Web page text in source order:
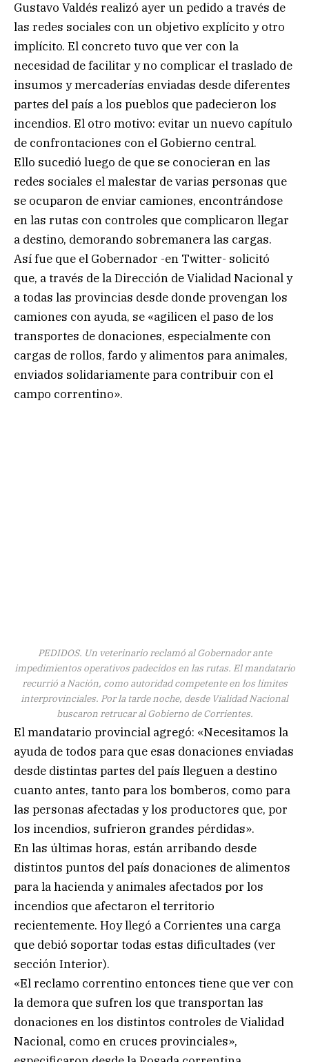
Gustavo Valdés realizó ayer un pedido a través de
las redes sociales con un objetivo explícito y otro
implícito. El concreto tuvo que ver con la
necesidad de facilitar y no complicar el traslado de
insumos y mercaderías enviadas desde diferentes
partes del país a los pueblos que padecieron los
incendios. El otro motivo: evitar un nuevo capítulo
de confrontaciones con el Gobierno central.
Ello sucedió luego de que se conocieran en las
redes sociales el malestar de varias personas que
se ocuparon de enviar camiones, encontrándose
en las rutas con controles que complicaron llegar
a destino, demorando sobremanera las cargas.
Así fue que el Gobernador -en Twitter- solicitó
que, a través de la Dirección de Vialidad Nacional y
a todas las provincias desde donde provengan los
camiones con ayuda, se «agilicen el paso de los
transportes de donaciones, especialmente con
cargas de rollos, fardo y alimentos para animales,
enviados solidariamente para contribuir con el
campo correntino».
PEDIDOS. Un veterinario reclamó al Gobernador ante
impedimientos operativos padecidos en las rutas. El mandatario
recurrió a Nación, como autoridad competente en los límites
interprovinciales. Por la tarde noche, desde Vialidad Nacional
buscaron retrucar al Gobierno de Corrientes.
El mandatario provincial agregó: «Necesitamos la
ayuda de todos para que esas donaciones enviadas
desde distintas partes del país lleguen a destino
cuanto antes, tanto para los bomberos, como para
las personas afectadas y los productores que, por
los incendios, sufrieron grandes pérdidas».
En las últimas horas, están arribando desde
distintos puntos del país donaciones de alimentos
para la hacienda y animales afectados por los
incendios que afectaron el territorio
recientemente. Hoy llegó a Corrientes una carga
que debió soportar todas estas dificultades (ver
sección Interior).
«El reclamo correntino entonces tiene que ver con
la demora que sufren los que transportan las
donaciones en los distintos controles de Vialidad
Nacional, como en cruces provinciales»,